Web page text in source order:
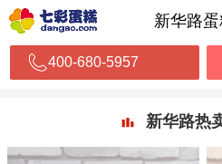
新华路
400-680-5957
新华路热